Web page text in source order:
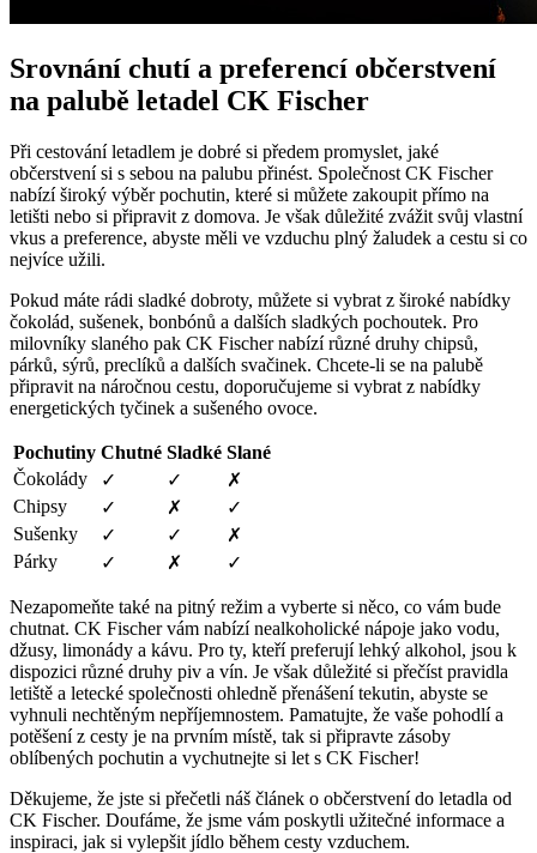
Srovnání chutí a preferencí občerstvení
na palubě letadel CK Fischer
Při cestování letadlem je dobré si předem promyslet, jaké
občerstvení si s sebou na palubu přinést. Společnost CK Fischer
nabízí široký výběr pochutin, které si můžete zakoupit přímo na
letišti nebo si připravit z domova. Je však důležité zvážit svůj vlastní
vkus a preference, abyste měli ve vzduchu plný žaludek a cestu si co
nejvíce užili.
Pokud máte rádi sladké dobroty, můžete si vybrat z široké nabídky
čokolád, sušenek, bonbónů a dalších sladkých pochoutek. Pro
milovníky slaného pak CK Fischer nabízí různé druhy chipsů,
párků, sýrů, preclíků a dalších svačinek. Chcete-li se na palubě
připravit na náročnou cestu, doporučujeme si vybrat z nabídky
energetických tyčinek a sušeného ovoce.
Pochutiny Chutné Sladké Slané
Čokolády
✓ ✓
✗
Chipsy
✓ ✗
✓
Sušenky
✓ ✓
✗
Párky
✓ ✗ ✓
Nezapomeňte také na pitný režim a vyberte si něco, co vám bude
chutnat. CK Fischer vám nabízí nealkoholické nápoje jako vodu,
džusy, limonády a kávu. Pro ty, kteří preferují lehký alkohol, jsou k
dispozici různé druhy piv a vín. Je však důležité si přečíst pravidla
letiště a letecké společnosti ohledně přenášení tekutin, abyste se
vyhnuli nechtěným nepříjemnostem. Pamatujte, že vaše pohodlí a
potěšení z cesty je na prvním místě, tak si připravte zásoby
oblíbených pochutin a vychutnejte si let s CK Fischer!
Děkujeme, že jste si přečetli náš článek o občerstvení do letadla od
CK Fischer. Doufáme, že jsme vám poskytli užitečné informace a
inspiraci, jak si vylepšit jídlo během cesty vzduchem.